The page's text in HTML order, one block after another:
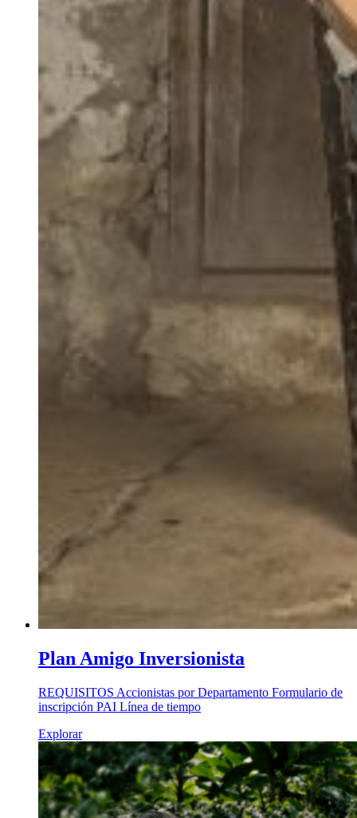
Plan Amigo Inversionista
REQUISITOS Accionistas por Departamento Formulario de
inscripción PAI Línea de tiempo
Explorar